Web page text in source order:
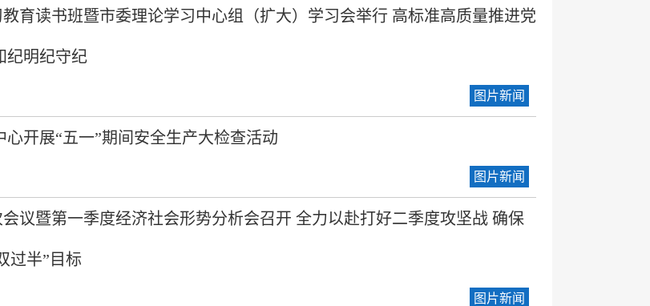
育读书班暨市委理论学习中心组（扩大）学习会举行 高标准高质量推进党
纪明纪守纪
图片新闻
心开展“五一”期间安全生产大检查活动
图片新闻
议暨第一季度经济社会形势分析会召开 全力以赴打好二季度攻坚战 确保
过半”目标
图片新闻